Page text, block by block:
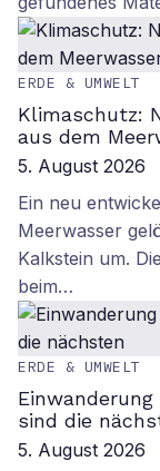
ERDE & UMWELT
Klimaschutz:
aus dem
5. August 2026
Ein neu
Meerwasser
Kalkstein um.
beim…
ERDE & UMWELT
sind die
5. August 2026